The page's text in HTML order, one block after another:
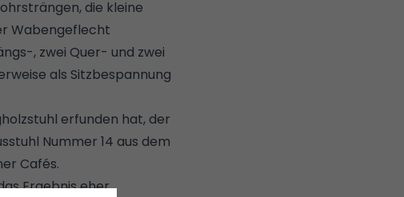
die kleine
Wabengeflecht
, zwei Quer- und zwei
als Sitzbespannung
erfunden hat, der
Nummer 14 aus dem
Cafés.
Ergebnis eher